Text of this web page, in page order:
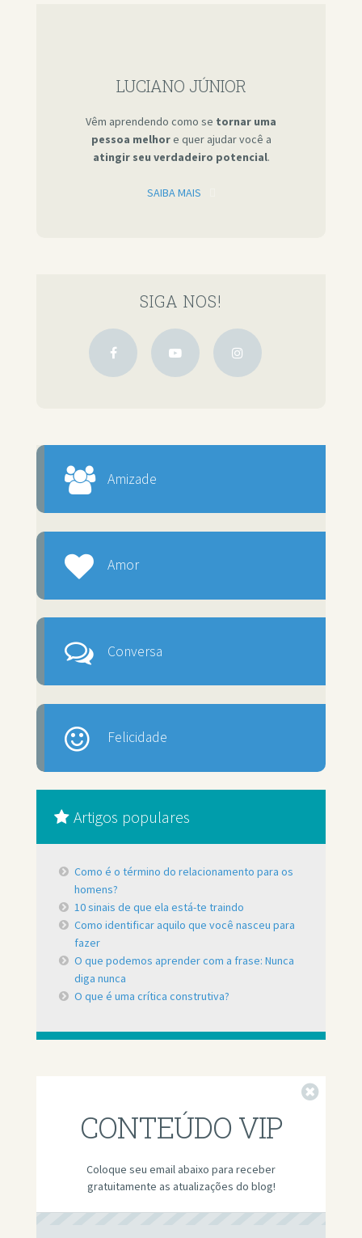
LUCIANO JÚNIOR
Vêm aprendendo como se tornar uma
pessoa melhore quer ajudar você a
atingir seu verdadeiro potencial.
SAIBA MAIS
SIGA NOS!
Amizade
Amor
Conversa
Felicidade
Artigos populares
Como é o término do relacionamento para os
homens?
10 sinais de que ela está-te traindo
Como identificar aquilo que você nasceu para
fazer
O que podemos aprender com a frase: Nunca
diga nunca
O que é uma crítica construtiva?
CONTEÚDO VIP
Coloque seu email abaixo para receber
gratuitamente as atualizações do blog!